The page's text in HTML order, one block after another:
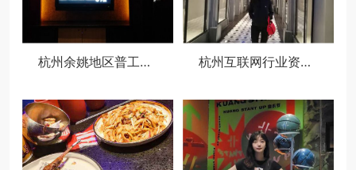
杭州余姚地区普工文员求职招聘 杭州互联网行业资深boss找工作